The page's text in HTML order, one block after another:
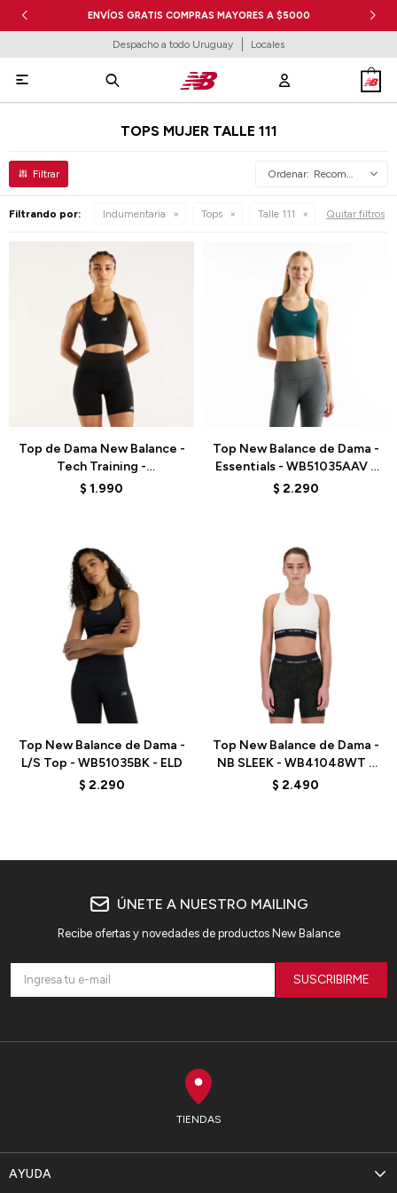
ENVÍOS GRATIS COMPRAS MAYORES A $5000
Despacho a todo Uruguay Locales

TOPS MUJER TALLE 111
Recomendados
Filtrando por: Indumentaria Tops Talle 111 Quitar filtros
Top de Dama New Balance -
Tech Training -
WB6262D6BK - BLACK
$ 1.990
Top New Balance de Dama -
Essentials - WB51035AAV -
GREEN
$ 2.290
Top New Balance de Dama -
L/S Top - WB51035BK - ELD
$ 2.290
Top New Balance de Dama -
NB SLEEK - WB41048WT -
WHITE
$ 2.490
TIENDAS
AYUDA
ÚNETE A NUESTRO MAILING
Recibe ofertas y novedades de productos New Balance
SUSCRIBIRME